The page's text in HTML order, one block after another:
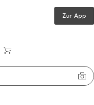
Zur App